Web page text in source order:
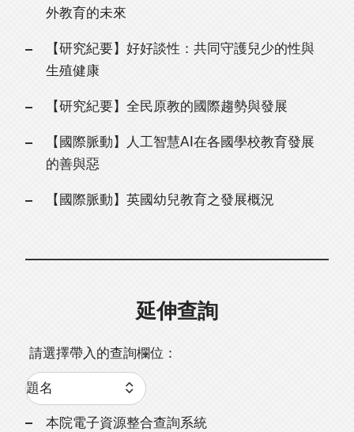
外教育的未來
【研究紀要】好好談性：共同守護兒少的性與
生殖健康
【研究紀要】全民原教的國際趨勢與發展
【國際脈動】人工智慧AI在各國學校教育發展
的善與惡
【國際脈動】英國幼兒教育之發展概況
延伸查詢
請選擇帶入的查詢欄位：
本院電子資源整合查詢系統